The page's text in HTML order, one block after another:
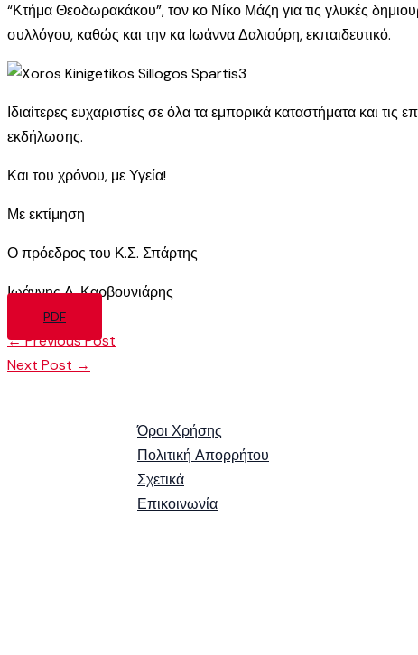
“Κτήμα Θεοδωρακάκου”, τον κο Νίκο Μάζη για τις γλυκές
συλλόγου, καθώς και την κα Ιωάννα Δαλιούρη, εκπαιδευτικό.
Ιδιαίτερες ευχαριστίες σε όλα τα εμπορικά καταστήματα και
εκδήλωσης.
Και του χρόνου, με Υγεία!
Με εκτίμηση
Ο πρόεδρος του Κ.Σ. Σπάρτης
Ιωάννης Λ. Καρβουνιάρης
PDF
←Previous Post
Next Post →
Όροι Χρήσης
Πολιτική Απορρήτου
Σχετικά
Επικοινωνία